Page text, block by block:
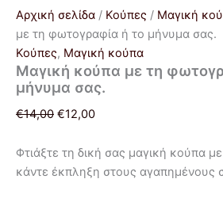
Αρχική σελίδα / Κούπες / Μαγική
με τη φωτογραφία ή το μήνυμα σας.
Κούπες, Μαγική κούπα
Μαγική κούπα με τη
μήνυμα σας.
€14,00 €12,00
Φτιάξτε τη δική σας μαγική κούπα
κάντε έκπληξη στους αγαπημένους
ποσότητα